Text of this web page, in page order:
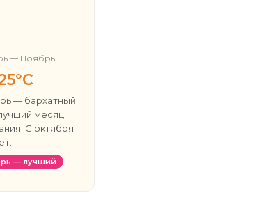
— Ноябрь
— бархатный
месяц
С октября
— лучший